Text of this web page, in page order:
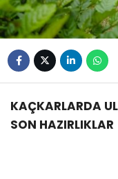
KAÇKARLARDA
SON HAZIRLIKLAR